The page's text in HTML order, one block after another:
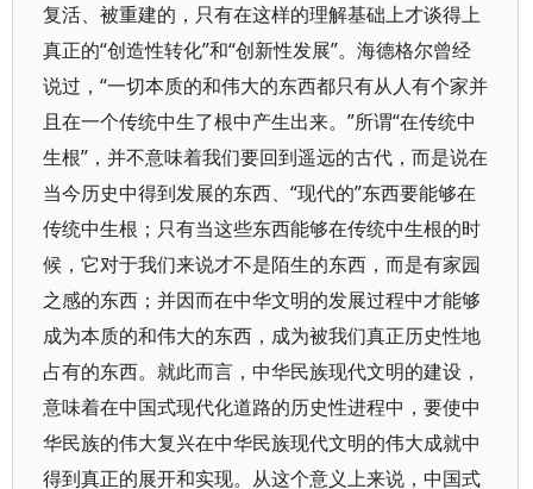
复活、被重建的，只有在这样的理解基础上才谈得上
真正的“创造性转化”和“创新性发展”。海德格尔曾经
说过，“一切本质的和伟大的东西都只有从人有个家并
且在一个传统中生了根中产生出来。”所谓“在传统中
生根”，并不意味着我们要回到遥远的古代，而是说在
当今历史中得到发展的东西、“现代的”东西要能够在
传统中生根；只有当这些东西能够在传统中生根的时
候，它对于我们来说才不是陌生的东西，而是有家园
之感的东西；并因而在中华文明的发展过程中才能够
成为本质的和伟大的东西，成为被我们真正历史性地
占有的东西。就此而言，中华民族现代文明的建设，
意味着在中国式现代化道路的历史性进程中，要使中
华民族的伟大复兴在中华民族现代文明的伟大成就中
得到真正的展开和实现。从这个意义上来说，中国式